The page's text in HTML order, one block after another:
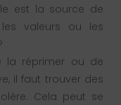
est la source de
valeurs ou les
la réprimer ou de
il faut trouver des
Cela peut se